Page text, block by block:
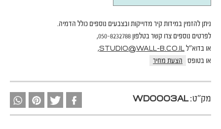
ניתן להזמין במידות קיר מדוייקות ובצבעים נוספים כולל הדמיה.
לפרטים נוספים צרו קשר בטלפון 050-8232788,
או בדוא"לSTUDIO@WALL-B.CO.IL
,
או בטופס
הצעת מחיר
מק"ט:WD0003AL